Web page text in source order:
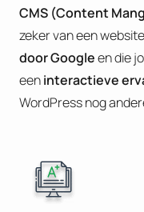
CMS (Content
zeker van een
door Googleen die
eeninteractieve
WordPress nog